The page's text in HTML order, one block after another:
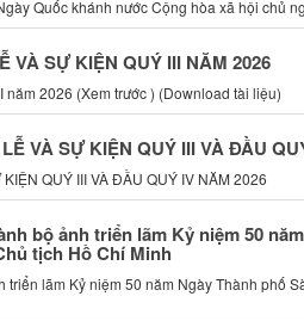
Quốc khánh nước Cộng hòa xã hội chủ
VÀ SỰ KIỆN QUÝ III NĂM 2026
2026 (Xem trước ) (Download tài liệu)
VÀ SỰ KIỆN QUÝ III VÀ ĐẦU
QUÝ III VÀ ĐẦU QUÝ IV NĂM 2026
bộ ảnh triển lãm Kỷ niệm 50
tịch Hồ Chí Minh
lãm Kỷ niệm 50 năm Ngày Thành phố